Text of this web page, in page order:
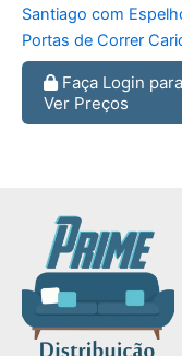
Santiago com
Portas de Correr
Faça Login para
Ver Preços